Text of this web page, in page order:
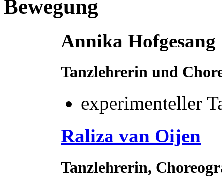
Bewegung
Annika Hofgesang
Tanzlehrerin und
experimenteller
Raliza van Oijen
Tanzlehrerin,